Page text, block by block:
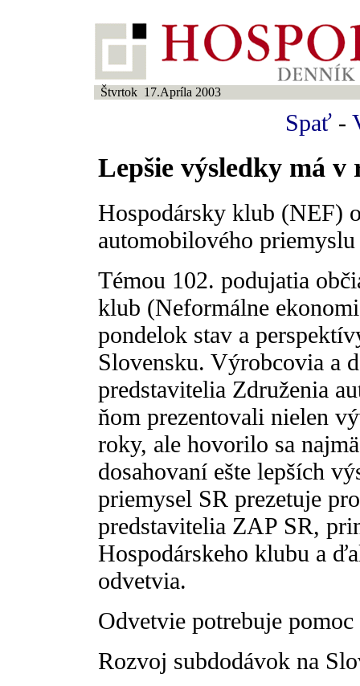
Štvrtok 17.Apríla 2003
Spať -
Lepšie výsledky má v
Hospodársky klub (NEF)
automobilového
Témou 102. podujatia
klub (Neformálne
pondelok stav a
Slovensku. Výrobcovia a
predstavitelia Združenia
ňom prezentovali nielen
roky, ale hovorilo sa
dosahovaní ešte lepších
priemysel SR prezetuje
predstavitelia ZAP SR,
Hospodárskeho klubu a
odvetvia.
Odvetvie potrebuje pomoc
Rozvoj subdodávok na